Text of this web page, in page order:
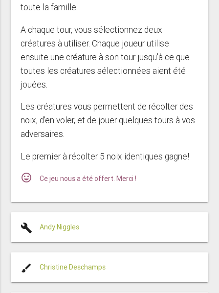
toute la famille.
A chaque tour, vous sélectionnez deux
créatures à utiliser. Chaque joueur utilise
ensuite une créature à son tour jusqu'à ce que
toutes les créatures sélectionnées aient été
jouées.
Les créatures vous permettent de récolter des
noix, d'en voler, et de jouer quelques tours à vos
adversaires.
Le premier à récolter 5 noix identiques gagne!
mood Ce jeu nous a été offert. Merci !
build Andy Niggles
brush Christine Deschamps